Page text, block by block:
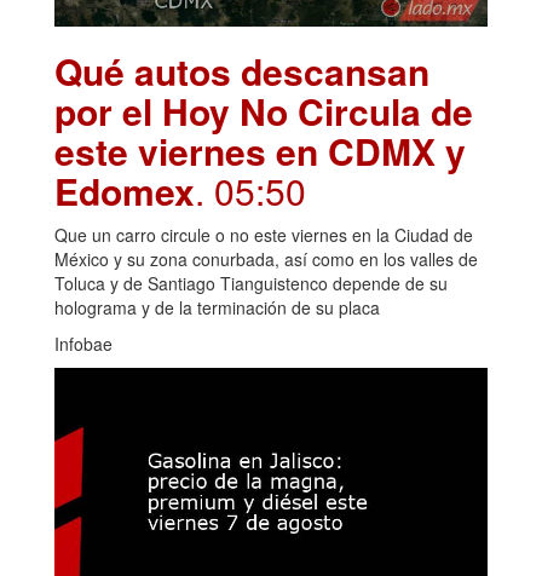
Qué autos descansan
por el Hoy No Circula de
este viernes en CDMX y
Edomex. 05:50
Que un carro circule o no este viernes en la Ciudad de
México y su zona conurbada, así como en los valles de
Toluca y de Santiago Tianguistenco depende de su
holograma y de la terminación de su placa
Infobae